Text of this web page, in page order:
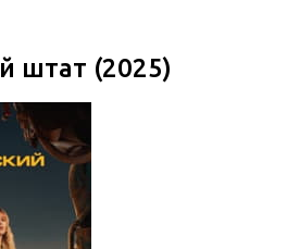
штат (2025)